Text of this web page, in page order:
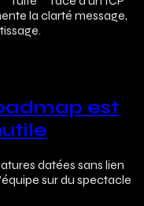
la clarté message,
est
datées sans lien
sur du spectacle